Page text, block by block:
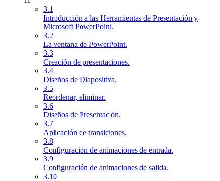
3.1
Introducción a las Herramientas de Presentación y
Microsoft PowerPoint.
3.2
La ventana de PowerPoint.
3.3
Creación de presentaciones.
3.4
Diseños de Diapositiva.
3.5
Reordenar, eliminar.
3.6
Diseños de Presentación.
3.7
Aplicación de transiciones.
3.8
Configuración de animaciones de entrada.
3.9
Configuración de animaciones de salida.
3.10